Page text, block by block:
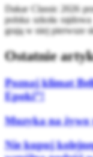
Dakar Classic 2026
polska szkoła
grają w niej pierwsze
Ostatnie
Poznaj klimat
Epoki”!
Muzyka na żywo
Nie kupuj